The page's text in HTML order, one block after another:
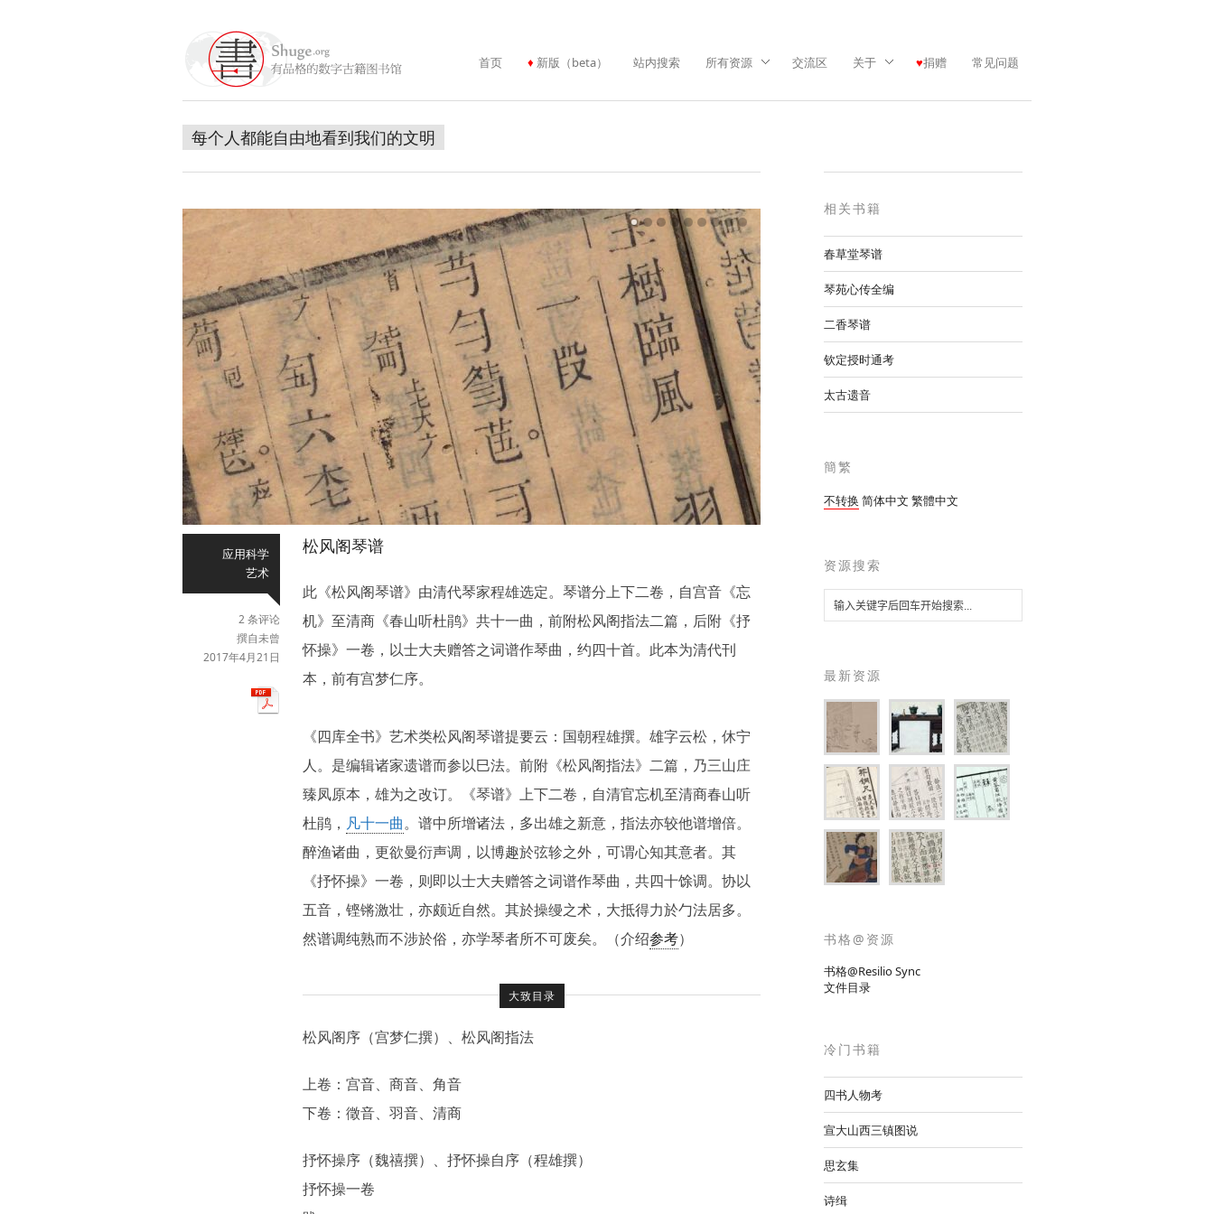
首页 新版（beta） 站内搜索 所有资源 交流区 关于 捐赠 常见问题
每个人都能自由地看到我们的文明
应用科学
艺术
2 条评论
撰自未曾
2017年4月21日
松风阁琴谱
此《松风阁琴谱》由清代琴家程雄选定。琴谱分上下二卷，自宫音《忘
机》至清商《春山听杜鹃》共十一曲，前附松风阁指法二篇，后附《抒
怀操》一卷，以士大夫赠答之词谱作琴曲，约四十首。此本为清代刊
本，前有宫梦仁序。
《四库全书》艺术类松风阁琴谱提要云：国朝程雄撰。雄字云松，休宁
人。是编辑诸家遗谱而参以巳法。前附《松风阁指法》二篇，乃三山庄
臻凤原本，雄为之改订。《琴谱》上下二卷，自清官忘机至清商春山听
杜鹃， 凡十一曲。谱中所增诸法，多出雄之新意，指法亦较他谱增倍。
醉渔诸曲，更欲曼衍声调，以博趣於弦轸之外，可谓心知其意者。其
《抒怀操》一卷，则即以士大夫赠答之词谱作琴曲，共四十馀调。协以
五音，铿锵激壮，亦颇近自然。其於操缦之术，大抵得力於勹法居多。
然谱调纯熟而不涉於俗，亦学琴者所不可废矣。（介绍参考）
大致目录
松风阁序（宫梦仁撰）、松风阁指法
上卷：宫音、商音、角音
下卷：徵音、羽音、清商
抒怀操序（魏禧撰）、抒怀操自序（程雄撰）
抒怀操一卷
相关书籍
春草堂琴谱
琴苑心传全编
二香琴谱
钦定授时通考
太古遗音
簡繁
不转换 简体中文 繁體中文
资源搜索
最新资源
书格@资源
书格@Resilio Sync
文件目录
冷门书籍
四书人物考
宣大山西三镇图说
思玄集
诗缉